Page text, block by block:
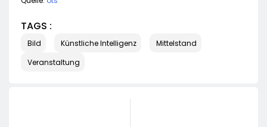
TAGS :
Bild Künstliche Intelligenz
Mittelstand
Veranstaltung